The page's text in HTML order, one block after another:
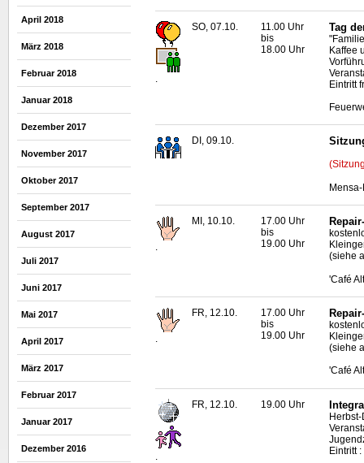
April 2018
März 2018
Februar 2018
Januar 2018
Dezember 2017
November 2017
Oktober 2017
September 2017
August 2017
Juli 2017
Juni 2017
Mai 2017
April 2017
März 2017
Februar 2017
Januar 2017
Dezember 2016
SO, 07.10.
11.00 Uhr
bis
18.00 Uhr
Tag
Kaffee
Eintritt
DI, 09.10.
.
MI, 10.10.
17.00 Uhr
bis
19.00 Uhr
(siehe
'Café
.
FR, 12.10.
17.00 Uhr
bis
19.00 Uhr
(siehe
'Café
.
FR, 12.10. 19.00 Uhr
Eintritt